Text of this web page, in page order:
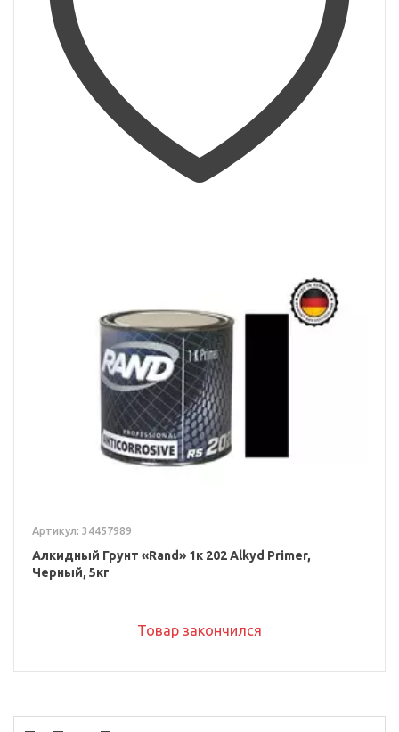
Артикул: 34457989
Алкидный Грунт «Rand» 1к 202 Alkyd Primer,
Черный, 5кг
Товар закончился